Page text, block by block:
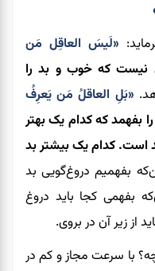
«لَیسَ العاقِل مَن
نیست که خوب و بد را
«بَلِ العاقلُ مَن یَعرِفُ
را بفهمد که کدام یک بهتر
است. کدام یک بیشتر بد
بفهمیم دروغ‌گویی بد
‌کجا باید دروغ
از زیر آن در بروی.
با سرعت مجاز و کم در